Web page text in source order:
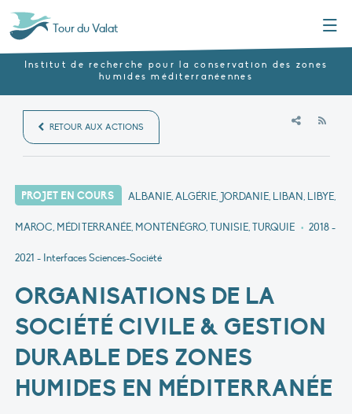
Tour du Valat
Institut de recherche pour la conservation des zones
humides méditerranéennes
RETOUR AUX ACTIONS
PROJET EN COURS ALBANIE, ALGÉRIE, JORDANIE, LIBAN, LIBYE,
MAROC, MÉDITERRANÉE, MONTÉNÉGRO, TUNISIE, TURQUIE • 2018 -
2021 - Interfaces Sciences-Société
ORGANISATIONS DE LA
SOCIÉTÉ CIVILE & GESTION
DURABLE DES ZONES
HUMIDES EN MÉDITERRANÉE